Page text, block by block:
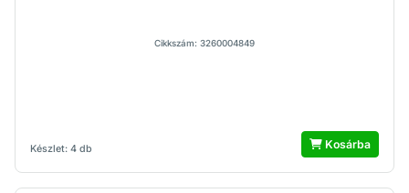
Készlet: 4 db
Cikkszám: 3260004849
Kosárba